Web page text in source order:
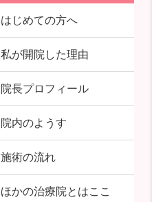
はじめての方へ
私が開院した理由
院長プロフィール
院内のようす
施術の流れ
ほかの治療院とはここ